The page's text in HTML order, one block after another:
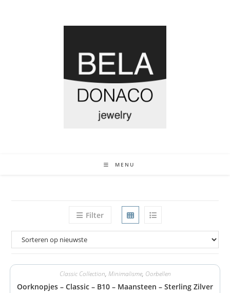
MENU
Filter
Classic Collection, Minimalisme, Oorbellen
Oorknopjes – Classic – B10 – Maansteen – Sterling Zilver